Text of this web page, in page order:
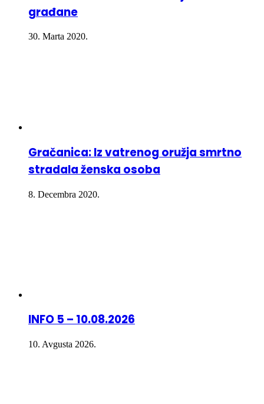
građane
30. Marta 2020.
Gračanica: Iz vatrenog oružja smrtno
stradala ženska osoba
8. Decembra 2020.
INFO 5 – 10.08.2026
10. Avgusta 2026.